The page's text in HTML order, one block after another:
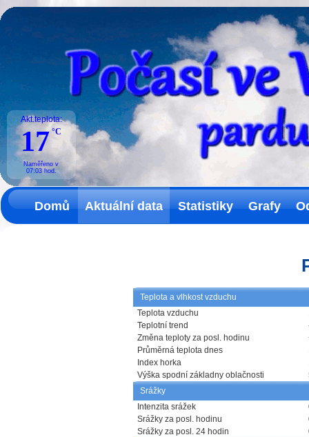
Akt.teplota:
17 °C
Naměřeno v
07:03hod.
Domů Aktuální data Statistiky Grafy
Teplota a vlhkost vzduchu
Teplota vzduchu
Teplotní trend
Změna teploty za posl. hodinu
Průměrná teplota dnes
Index horka
Výška spodní základny oblačnosti
Srážky
Intenzita srážek
Srážky za posl. hodinu
Srážky za posl. 24 hodin